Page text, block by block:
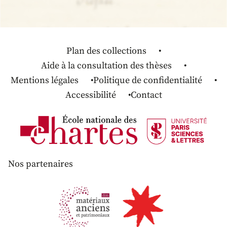
Plan des collections
Aide à la consultation des thèses
Mentions légales
Politique de confidentialité
Accessibilité
Contact
Nos partenaires